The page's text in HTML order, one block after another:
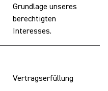
Grundlage unseres
berechtigten
Interesses.
Vertragserfüllung